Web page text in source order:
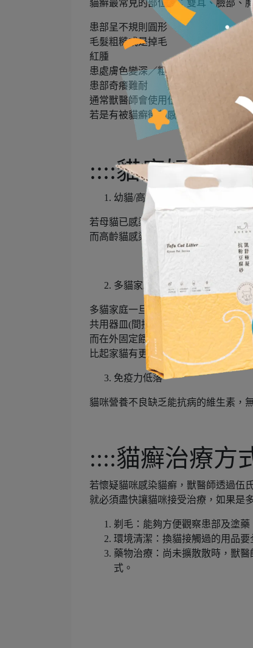
貓癬最常見的部位有：雙耳、臉部、
患部呈不規則圓形
毛髮粗糙或是掉毛
紅腫
患處膚色變深／粗糙
患部奇癢難耐
通常獸醫師會使用伍氏燈來做初步的
若是有被貓癬黴菌感染，在伍氏燈的
::::貓癬好發族
幼貓/高齡貓
若母貓已感染貓貓癬，幼貓在哺乳過
而高齡貓感染主因是免疫力容易因其
多貓家庭/浪浪
多貓家庭一旦一隻貓咪感染貓癬就很
共用器皿(間接接觸)傳染給其他貓咪，
而在外固定餵養的貓咪更是因為其每
比起家貓有更高的機率感染貓癬。
免疫力低落
貓咪營養不良缺乏能抗病的維生素，
::::貓癬治療方
若懷疑貓咪感染貓癬，獸醫師透過伍
就必須盡快讓貓咪接受治療，如果是
剃毛：能夠方便觀察患部及塗藥
環境清潔：換貓接觸過的用品
藥物治療：尚未擴散散時，獸
式。